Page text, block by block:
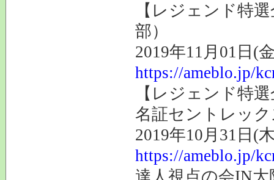
【レジェンド特
部）
2019年11月01日(
https://ameblo.jp/
【レジェンド特
名証セントレッ
2019年10月31日(
https://ameblo.jp/
達人視点の会IN